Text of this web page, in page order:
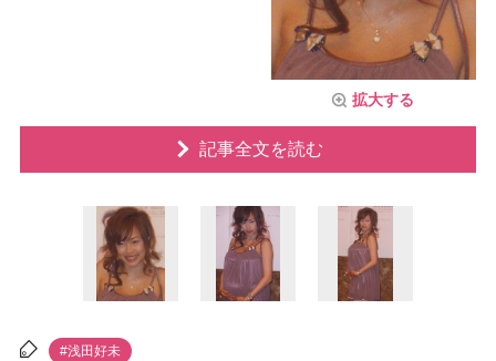
拡大する
記事全文を読む
#浅田好未